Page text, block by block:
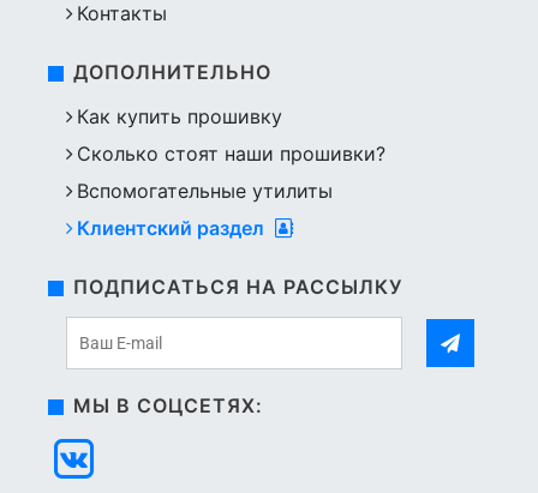
Контакты
ДОПОЛНИТЕЛЬНО
Как купить прошивку
Сколько стоят наши прошивки?
Вспомогательные утилиты
Клиентский раздел
ПОДПИСАТЬСЯ НА РАССЫЛКУ
МЫ В СОЦСЕТЯХ: